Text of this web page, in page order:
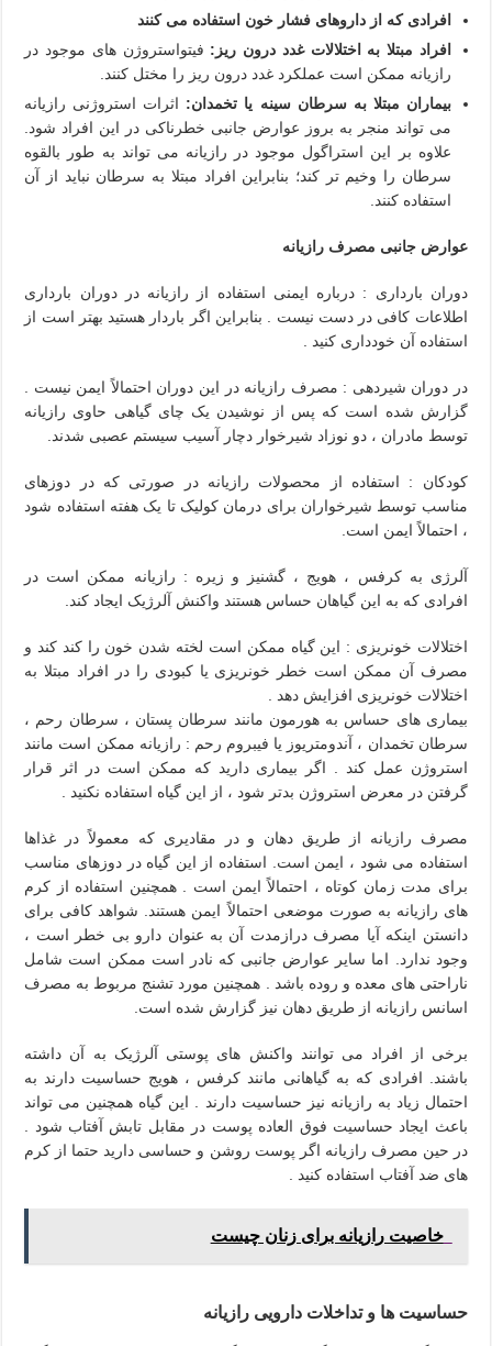
افرادی که از داروهای فشار خون استفاده می کنند
افراد مبتلا به اختلالات غدد درون ریز: فیتواستروژن های موجود در
رازیانه ممکن است عملکرد غدد درون ریز را مختل کنند.
بیماران مبتلا به سرطان سینه یا تخمدان: اثرات استروژنی رازیانه
می تواند منجر به بروز عوارض جانبی خطرناکی در این افراد شود.
علاوه بر این استراگول موجود در رازیانه می تواند به طور بالقوه
سرطان را وخیم تر کند؛ بنابراین افراد مبتلا به سرطان نباید از آن
استفاده کنند.
عوارض جانبی مصرف رازیانه
دوران بارداری : درباره ایمنی استفاده از رازیانه در دوران بارداری
اطلاعات کافی در دست نیست . بنابراین اگر باردار هستید بهتر است از
استفاده آن خودداری کنید .
در دوران شیردهی : مصرف رازیانه در این دوران احتمالاً ایمن نیست .
گزارش شده است که پس از نوشیدن یک چای گیاهی حاوی رازیانه
توسط مادران ، دو نوزاد شیرخوار دچار آسیب سیستم عصبی شدند.
کودکان : استفاده از محصولات رازیانه در صورتی که در دوزهای
مناسب توسط شیرخواران برای درمان کولیک تا یک هفته استفاده شود
، احتمالاً ایمن است.
آلرژی به کرفس ، هویج ، گشنیز و زیره : رازیانه ممکن است در
افرادی که به این گیاهان حساس هستند واکنش آلرژیک ایجاد کند.
اختلالات خونریزی : این گیاه ممکن است لخته شدن خون را کند کند و
مصرف آن ممکن است خطر خونریزی یا کبودی را در افراد مبتلا به
اختلالات خونریزی افزایش دهد .
بیماری های حساس به هورمون مانند سرطان پستان ، سرطان رحم ،
سرطان تخمدان ، آندومتریوز یا فیبروم رحم : رازیانه ممکن است مانند
استروژن عمل کند . اگر بیماری دارید که ممکن است در اثر قرار
گرفتن در معرض استروژن بدتر شود ، از این گیاه استفاده نکنید .
مصرف رازیانه از طریق دهان و در مقادیری که معمولاً در غذاها
استفاده می شود ، ایمن است. استفاده از این گیاه در دوزهای مناسب
برای مدت زمان کوتاه ، احتمالاً ایمن است . همچنین استفاده از کرم
های رازیانه به صورت موضعی احتمالاً ایمن هستند. شواهد کافی برای
دانستن اینکه آیا مصرف درازمدت آن به عنوان دارو بی خطر است ،
وجود ندارد. اما سایر عوارض جانبی که نادر است ممکن است شامل
ناراحتی های معده و روده باشد . همچنین مورد تشنج مربوط به مصرف
اسانس رازیانه از طریق دهان نیز گزارش شده است.
برخی از افراد می توانند واکنش های پوستی آلرژیک به آن داشته
باشند. افرادی که به گیاهانی مانند کرفس ، هویج حساسیت دارند به
احتمال زیاد به رازیانه نیز حساسیت دارند . این گیاه همچنین می تواند
باعث ایجاد حساسیت فوق العاده پوست در مقابل تابش آفتاب شود .
در حین مصرف رازیانه اگر پوست روشن و حساسی دارید حتما از کرم
های ضد آفتاب استفاده کنید .
خاصیت رازیانه برای زنان چیست
حساسیت ها و تداخلات دارویی رازیانه